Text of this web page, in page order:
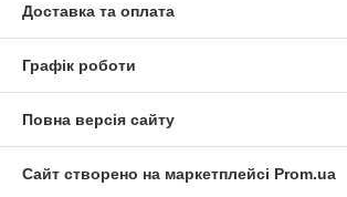
Доставка та оплата
Графік роботи
Повна версія сайту
Сайт створено на маркетплейсі Prom.ua